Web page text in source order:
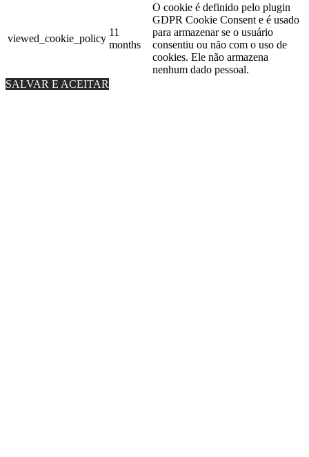
viewed_cookie_policy
11
months
O cookie é definido pelo plugin
GDPR Cookie Consent e é usado
para armazenar se o usuário
consentiu ou não com o uso de
cookies. Ele não armazena
nenhum dado pessoal.
SALVAR E ACEITAR